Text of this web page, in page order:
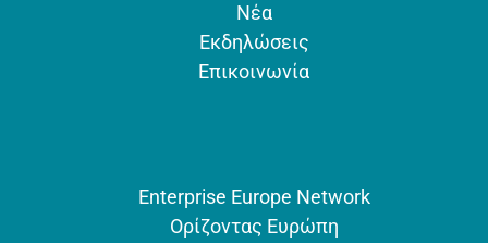
Νέα
Εκδηλώσεις
Επικοινωνία
Enterprise Europe Network
Ορίζοντας Ευρώπη